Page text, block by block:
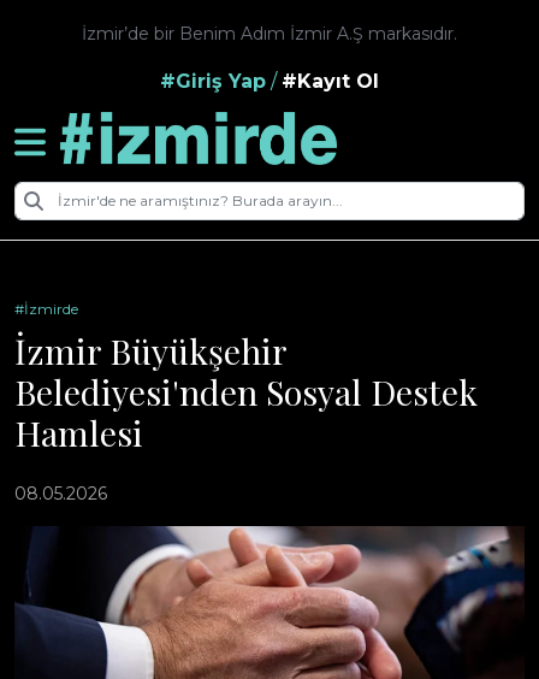
İzmir’de bir Benim Adım İzmir A.Ş markasıdır.
#Giriş Yap / #Kayıt Ol
#İzmirde
İzmir Büyükşehir
Belediyesi'nden Sosyal Destek
Hamlesi
08.05.2026